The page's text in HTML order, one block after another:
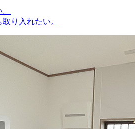
り入れたい。